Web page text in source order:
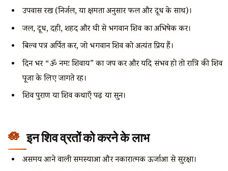
उपवास रखें (निर्जल, या क्षमता अनुसार फल और दूध के साथ)।
जल, दूध, दही, शहद और घी से भगवान शिव का अभिषेक करें।
बिल्व पत्र अर्पित करें, जो भगवान शिव को अत्यंत प्रिय हैं।
दिन भर “ॐ नमः शिवाय” का जप करें और यदि संभव हो तो रात्रि की शिव
पूजा के लिए जागते रहें।
शिव पुराण या शिव कथाएँ पढ़ें या सुनें।
इन शिव व्रतों को करने के लाभ
असमय आने वाली समस्याओं और नकारात्मक ऊर्जाओं से सुरक्षा।